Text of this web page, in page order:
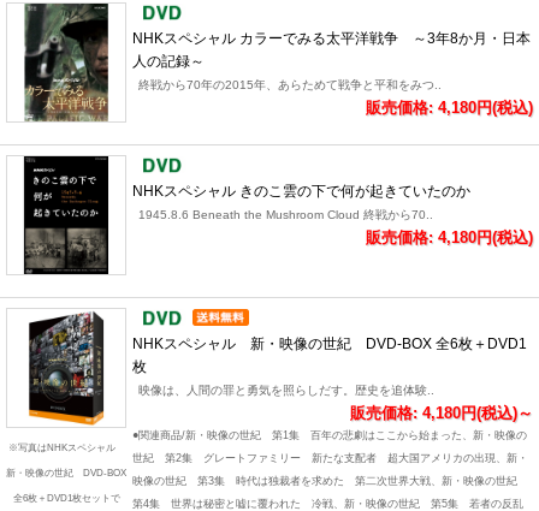
NHKスペシャル カラーでみる太平洋戦争 ～3年8か月・日本
人の記録～
終戦から70年の2015年、あらためて戦争と平和をみつ..
販売価格: 4,180円(税込)
NHKスペシャル きのこ雲の下で何が起きていたのか
1945.8.6 Beneath the Mushroom Cloud 終戦から70..
販売価格: 4,180円(税込)
※写真はNHKスペシャル
新・映像の世紀 DVD-BOX
全6枚＋DVD1枚セットで
NHKスペシャル 新・映像の世紀 DVD-BOX 全6枚＋DVD1
枚
映像は、人間の罪と勇気を照らしだす。歴史を追体験..
販売価格: 4,180円(税込)～
●関連商品/新・映像の世紀 第1集 百年の悲劇はここから始まった、新・映像の
世紀 第2集 グレートファミリー 新たな支配者 超大国アメリカの出現、新・
映像の世紀 第3集 時代は独裁者を求めた 第二次世界大戦、新・映像の世紀
第4集 世界は秘密と嘘に覆われた 冷戦、新・映像の世紀 第5集 若者の反乱